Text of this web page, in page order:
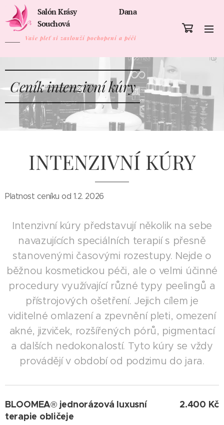
Salón Krásy Dana
Souchová
Vaše pleť si zaslouží pochopení a péči
Ceník intenzivní kúry
INTENZIVNÍ KÚRY
Platnost ceníku od 1.2. 2026
Intenzivní kúry představují několik na sebe
navazujících speciálních terapií s přesně
stanovenými časovými rozestupy. Nejde o
běžnou kosmetickou péči, ale o velmi účinné
procedury využívající různé typy peelingů a
přístrojových ošetření. Jejich cílem je
viditelné omlazení a zpevnění pleti, omezení
akné, jizviček, rozšířených pórů, pigmentací
a dalších nedokonalostí. Tyto kúry se vždy
provádějí v období od podzimu do jara.
BLOOMEA®jednorázová luxusní
terapie obličeje
2.400 Kč